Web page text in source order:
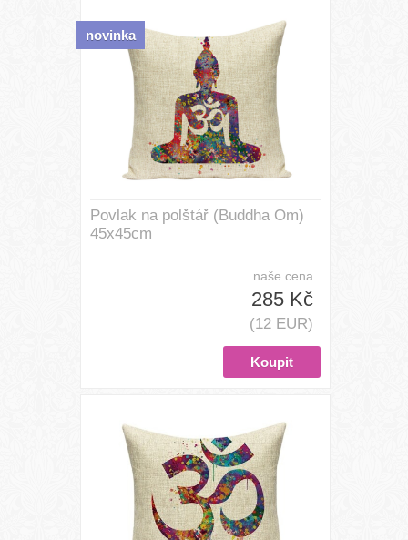
Povlak na polštář (Buddha Om)
45x45cm
naše cena
285 Kč
(12 EUR)
novinka